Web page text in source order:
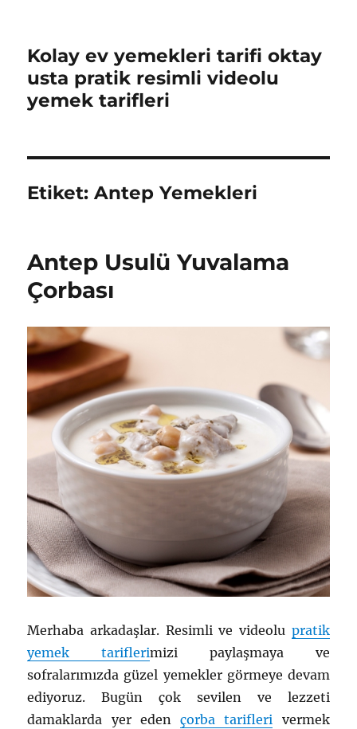
Kolay ev yemekleri tarifi oktay
usta pratik resimli videolu
yemek tarifleri
Etiket:Antep Yemekleri
Antep Usulü Yuvalama
Çorbası
Merhaba arkadaşlar. Resimli ve videolu pratik
yemek tariflerimizi paylaşmaya ve
sofralarımızda güzel yemekler görmeye devam
ediyoruz. Bugün çok sevilen ve lezzeti
damaklarda yer edençorba tarifleri vermek